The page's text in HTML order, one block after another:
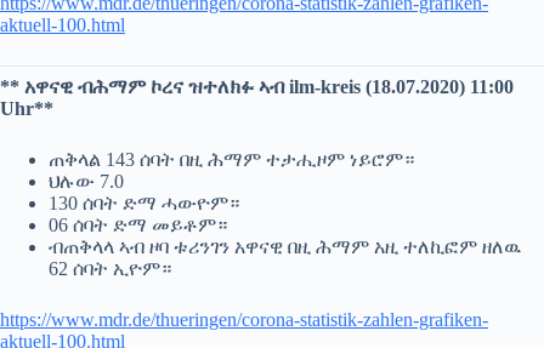
aktuell-100.html
** አዋናዊ ብሕማም ኮረና ዝተለክፉ ኣብ ilm-kreis (18.07.2020) 11:00
Uhr**
ጠቅላል 143 ሰባት በዚ ሕማም ተታሒዞም ነይሮም።
ህሉው 7.0
130 ሰባት ድማ ሓውዮም።
06 ሰባት ድማ መይቶም።
ብጠቅላላ ኣብ ዞባ ቱሪንገን አዋናዊ በዚ ሕማም አዚ ተለኪፎም ዘለዉ
62 ሰባት ኢዮም።
https://www.mdr.de/thueringen/corona-statistik-zahlen-grafiken-
aktuell-100.html